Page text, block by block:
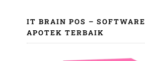
IT BRAIN POS – SOFTWARE
APOTEK TERBAIK